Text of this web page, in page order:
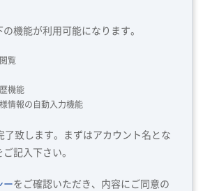
機能が利用可能になります。
覧
機能
情報の自動入力機能
了致します。まずはアカウント名とな
記入下さい。
ーをご確認いただき、内容にご同意の